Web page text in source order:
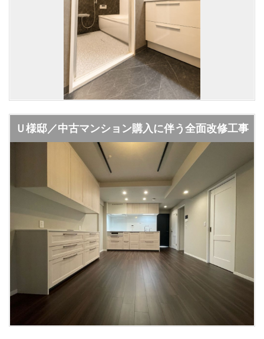
Ｕ様邸／中古マンション購入に伴う全面改修工事